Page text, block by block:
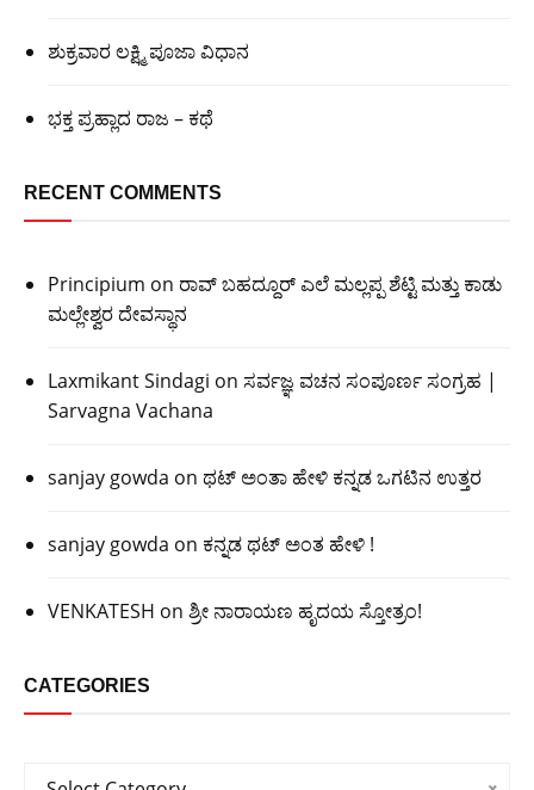
ಶುಕ್ರವಾರ ಲಕ್ಷ್ಮಿ ಪೂಜಾ ವಿಧಾನ
ಭಕ್ತ ಪ್ರಹ್ಲಾದ ರಾಜ – ಕಥೆ
RECENT COMMENTS
Principium on ರಾವ್ ಬಹದ್ದೂರ್ ಎಲೆ ಮಲ್ಲಪ್ಪ ಶೆಟ್ಟಿ ಮತ್ತು ಕಾಡು
ಮಲ್ಲೇಶ್ವರ ದೇವಸ್ಥಾನ
Laxmikant Sindagi on ಸರ್ವಜ್ಞ ವಚನ ಸಂಪೂರ್ಣ ಸಂಗ್ರಹ |
Sarvagna Vachana
sanjay gowda on ಥಟ್ ಅಂತಾ ಹೇಳಿ ಕನ್ನಡ ಒಗಟಿನ ಉತ್ತರ
sanjay gowda on ಕನ್ನಡ ಥಟ್ ಅಂತ ಹೇಳಿ !
VENKATESH on ಶ್ರೀ ನಾರಾಯಣ ಹೃದಯ ಸ್ತೋತ್ರಂ!
CATEGORIES
Categories